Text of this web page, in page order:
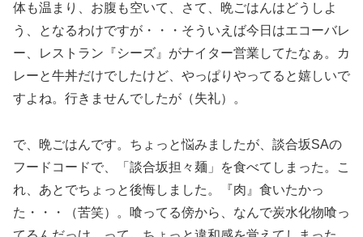
体も温まり、お腹も空いて、さて、晩ごはんはどうしよ
う、となるわけですが・・・そういえば今日はエコーバレ
ー、レストラン『シーズ』がナイター営業してたなぁ。カ
レーと牛丼だけでしたけど、やっぱりやってると嬉しいで
すよね。行きませんでしたが（失礼）。
で、晩ごはんです。ちょっと悩みましたが、談合坂SAの
フードコードで、「談合坂担々麺」を食べてしまった。こ
れ、あとでちょっと後悔しました。『肉』食いたかっ
た・・・（苦笑）。喰ってる傍から、なんで炭水化物喰っ